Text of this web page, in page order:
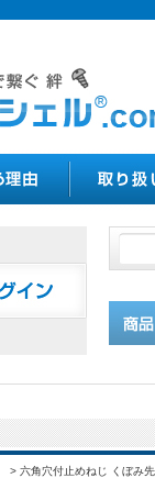
> 六角穴付止めねじ くぼみ先